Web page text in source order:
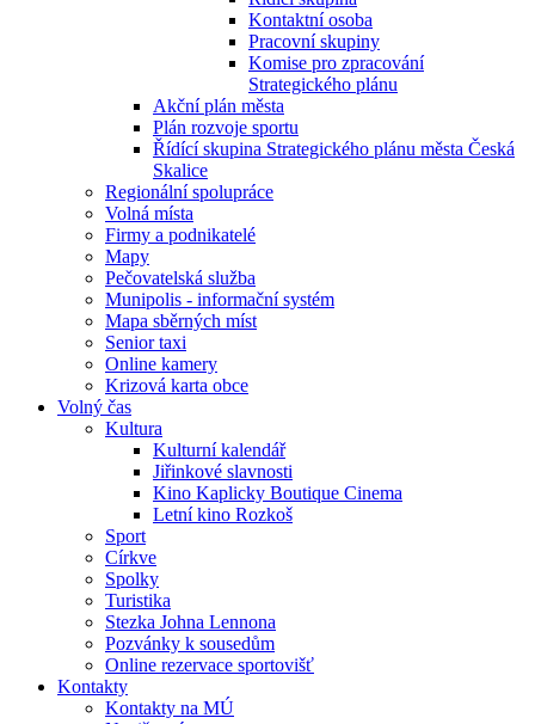
Kontaktní osoba
Pracovní skupiny
Komise pro zpracování
Strategického plánu
Akční plán města
Plán rozvoje sportu
Řídící skupina Strategického plánu města Česká
Skalice
Regionální spolupráce
Volná místa
Firmy a podnikatelé
Mapy
Pečovatelská služba
Munipolis - informační systém
Mapa sběrných míst
Senior taxi
Online kamery
Krizová karta obce
Volný čas
Kultura
Kulturní kalendář
Jiřinkové slavnosti
Kino Kaplicky Boutique Cinema
Letní kino Rozkoš
Sport
Církve
Spolky
Turistika
Stezka Johna Lennona
Pozvánky k sousedům
Online rezervace sportovišť
Kontakty
Kontakty na MÚ